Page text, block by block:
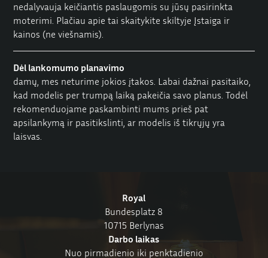
nedalyvauja keičiantis paslaugomis su jūsų pasirinkta
moterimi. Plačiau apie tai skaitykite skiltyje Įstaiga ir
kainos (ne viešnamis).
Dėl lankomumo planavimo
damų, mes neturime jokios įtakos. Labai dažnai pasitaiko,
kad modelis per trumpą laiką pakeičia savo planus. Todėl
rekomenduojame paskambinti mums prieš pat
apsilankymą ir pasitikslinti, ar modelis iš tikrųjų yra
laisvas.
Royal
Bundesplatz 8
10715 Berlynas
Darbo laikas
Nuo pirmadienio iki penktadienio